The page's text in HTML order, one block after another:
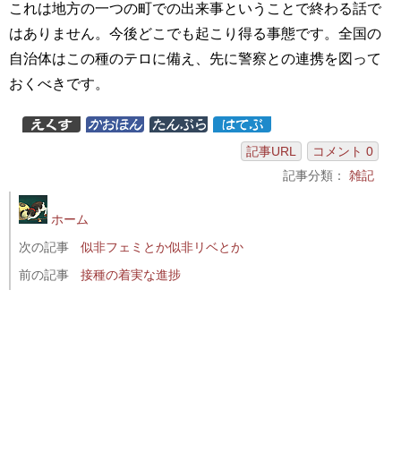
これは地方の一つの町での出来事ということで終わる話で
はありません。今後どこでも起こり得る事態です。全国の
自治体はこの種のテロに備え、先に警察との連携を図って
おくべきです。
記事URL
コメント 0
記事分類： 雑記
ホーム
次の記事
似非フェミとか似非リベとか
前の記事
接種の着実な進捗